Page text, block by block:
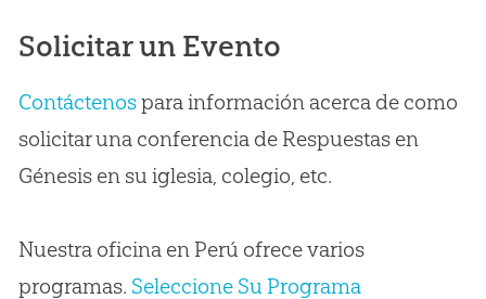
Solicitar un Evento
Contáctenospara información acerca de como
solicitar una conferencia de Respuestas en
Génesis en su iglesia, colegio, etc.
Nuestra oficina en Perú ofrece varios
programas. Seleccione Su Programa